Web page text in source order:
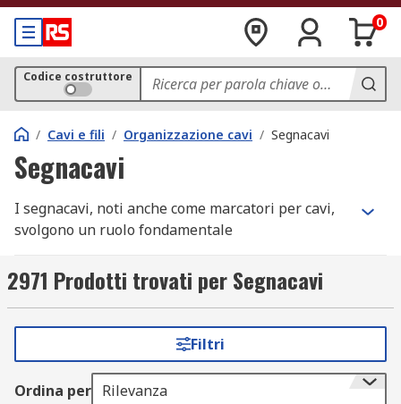
0
Codice costruttore
/ Cavi e fili / Organizzazione cavi / Segnacavi
Segnacavi
I segnacavi, noti anche come marcatori per cavi,
svolgono un ruolo fondamentale
cavi, dei tubi e dei fasci.
Sono essenziali durante l'installazione, la
configurazione e la manutenzione di
2971 Prodotti trovati per Segnacavi
Filtri
Ordina per Rilevanza